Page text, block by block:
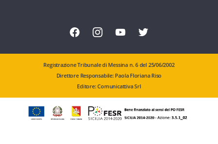
Registrazione Tribunale di Messina n. 6 del 25/06/2002
Direttore Responsabile: Paola Floriana Riso
Editore: Comunicattiva Srl